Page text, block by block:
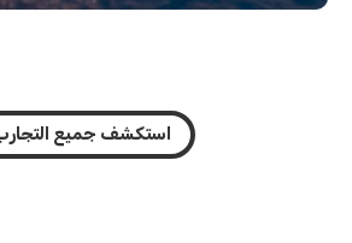
استكشف جميع